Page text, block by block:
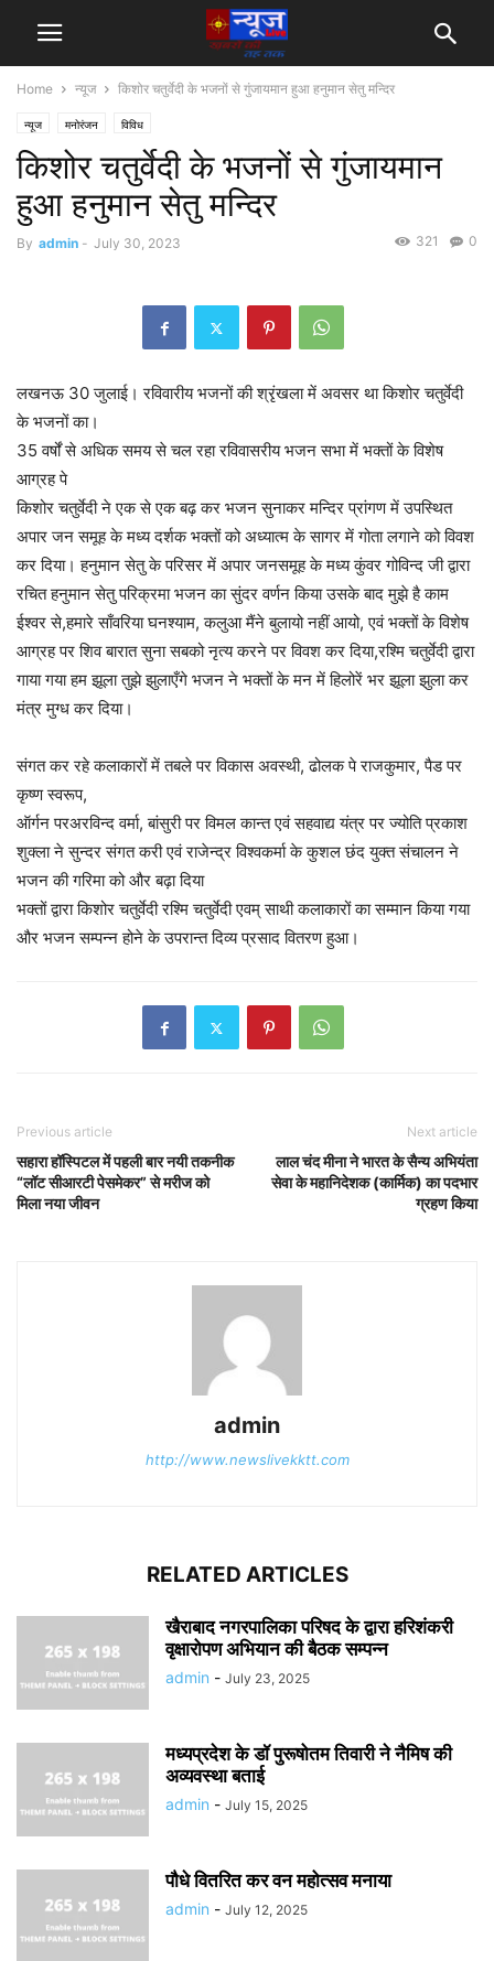
Home न्यूज किशोर चतुर्वेदी के भजनों से गुंजायमान हुआ हनुमान सेतु मन्दिर
न्यूज मनोरंजन विविध
किशोर चतुर्वेदी के भजनों से गुंजायमान
हुआ हनुमान सेतु मन्दिर
By admin - July 30, 2023 0
321
लखनऊ 30 जुलाई। रविवारीय भजनों की श्रृंखला में अवसर था किशोर चतुर्वेदी
के भजनों का।
35 वर्षों से अधिक समय से चल रहा रविवासरीय भजन सभा में भक्तों के विशेष
आग्रह पे
किशोर चतुर्वेदी ने एक से एक बढ़ कर भजन सुनाकर मन्दिर प्रांगण में उपस्थित
अपार जन समूह के मध्य दर्शक भक्तों को अध्यात्म के सागर में गोता लगाने को विवश
कर दिया। हनुमान सेतु के परिसर में अपार जनसमूह के मध्य कुंवर गोविन्द जी द्वारा
रचित हनुमान सेतु परिक्रमा भजन का सुंदर वर्णन किया उसके बाद मुझे है काम
ईश्वर से,हमारे साँवरिया घनश्याम, कलुआ मैंने बुलायो नहीं आयो, एवं भक्तों के विशेष
आग्रह पर शिव बारात सुना सबको नृत्य करने पर विवश कर दिया,रश्मि चतुर्वेदी द्वारा
गाया गया हम झूला तुझे झुलाएँगे भजन ने भक्तों के मन में हिलोरें भर झूला झुला कर
मंत्र मुग्ध कर दिया।
संगत कर रहे कलाकारों में तबले पर विकास अवस्थी, ढोलक पे राजकुमार, पैड पर
कृष्ण स्वरूप,
ऑर्गन परअरविन्द वर्मा, बांसुरी पर विमल कान्त एवं सहवाद्य यंत्र पर ज्योति प्रकाश
शुक्ला ने सुन्दर संगत करी एवं राजेन्द्र विश्वकर्मा के कुशल छंद युक्त संचालन ने
भजन की गरिमा को और बढ़ा दिया
भक्तों द्वारा किशोर चतुर्वेदी रश्मि चतुर्वेदी एवम् साथी कलाकारों का सम्मान किया गया
और भजन सम्पन्न होने के उपरान्त दिव्य प्रसाद वितरण हुआ।
Previous article
सहारा हॉस्पिटल में पहली बार नयी तकनीक
“लॉट सीआरटी पेसमेकर” से मरीज को
मिला नया जीवन
Next article
लाल चंद मीना ने भारत के सैन्य अभियंता
सेवा के महानिदेशक (कार्मिक) का पदभार
ग्रहण किया
admin
http://www.newslivekktt.com
RELATED ARTICLES
खैराबाद नगरपालिका परिषद के द्वारा हरिशंकरी
वृक्षारोपण अभियान की बैठक सम्पन्न
admin - July 23, 2025
मध्यप्रदेश के डॉ पुरूषोतम तिवारी ने नैमिष की
अव्यवस्था बताई
admin - July 15, 2025
पौधे वितरित कर वन महोत्सव मनाया
admin - July 12, 2025